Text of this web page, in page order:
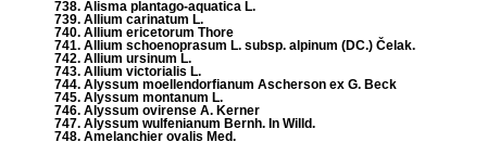
738. Alisma plantago-aquatica L.
739. Allium carinatum L.
740. Allium ericetorum Thore
741. Allium schoenoprasum L. subsp. alpinum (DC.) Čelak.
742. Allium ursinum L.
743. Allium victorialis L.
744. Alyssum moellendorfianum Ascherson ex G. Beck
745. Alyssum montanum L.
746. Alyssum ovirense A. Kerner
747. Alyssum wulfenianum Bernh. In Willd.
748. Amelanchier ovalis Med.